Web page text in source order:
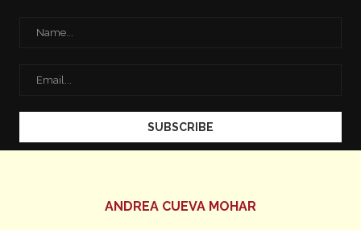
ANDREA CUEVA MOHAR